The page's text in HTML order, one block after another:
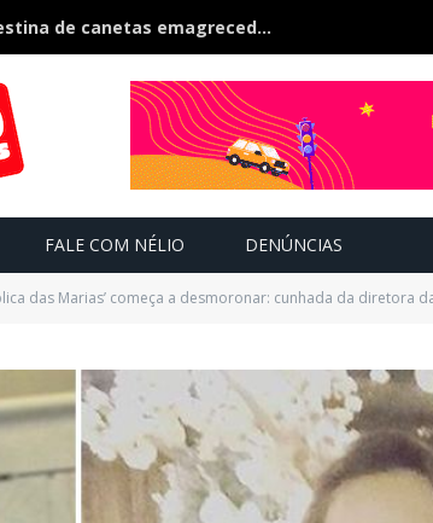
Polícia estoura fábrica clandestina de canetas emagrecedoras é fechada na fronteira
FALE COM NÉLIO DENÚNCIAS
das Marias’ começa a desmoronar: cunhada da diretora